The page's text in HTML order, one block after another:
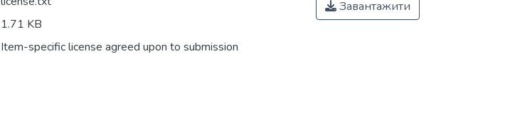
1.71 KB
Item-specific license agreed upon to submission
Завантажити